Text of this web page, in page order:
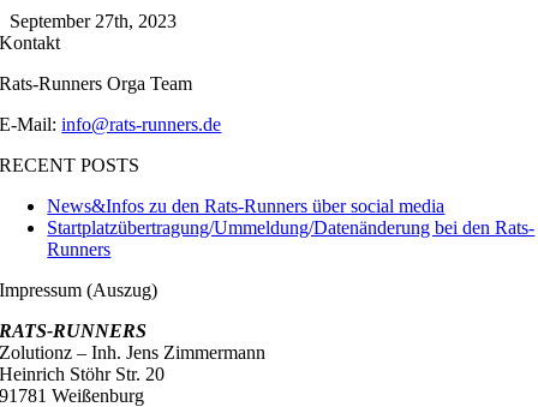
September 27th, 2023
Kontakt
Rats-Runners Orga Team
E-Mail:info@rats-runners.de
RECENT POSTS
News&Infos zu den Rats-Runners über social media
Startplatzübertragung/Ummeldung/Datenänderung bei den Rats-
Runners
Impressum (Auszug)
RATS-RUNNERS
Zolutionz – Inh. Jens Zimmermann
Heinrich Stöhr Str. 20
91781 Weißenburg